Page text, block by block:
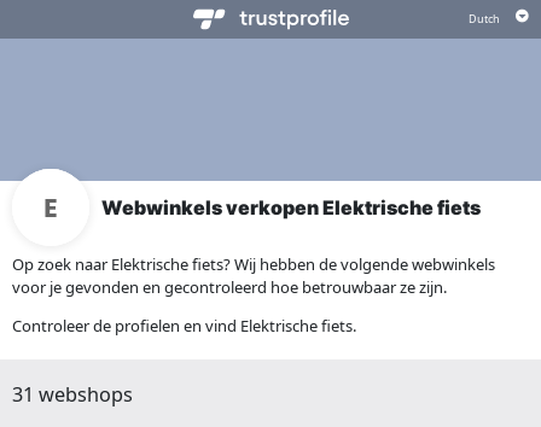
Webwinkels verkopen Elektrische fiets
Op zoek naar Elektrische fiets? Wij hebben de volgende webwinkels
voor je gevonden en gecontroleerd hoe betrouwbaar ze zijn.
Controleer de profielen en vind Elektrische fiets.
31 webshops